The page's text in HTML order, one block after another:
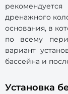
дренажного
основания, в
по всему
вариант
бассейна и
Установка